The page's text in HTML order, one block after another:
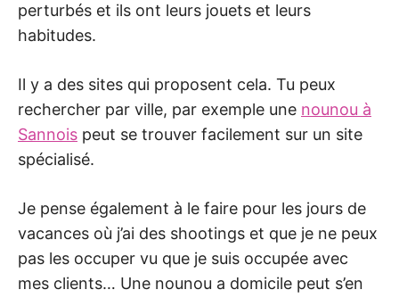
perturbés et ils ont leurs jouets et leurs
habitudes.
Il y a des sites qui proposent cela. Tu peux
rechercher par ville, par exemple une nounou à
Sannois peut se trouver facilement sur un site
spécialisé.
Je pense également à le faire pour les jours de
vacances où j’ai des shootings et que je ne peux
pas les occuper vu que je suis occupée avec
mes clients… Une nounou a domicile peut s’en